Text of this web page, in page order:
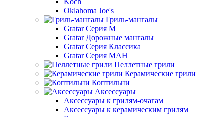
Oklahoma Joe's
Гриль-мангалы
Gratar Серия M
Gratar Дорожные мангалы
Gratar Серия Классика
Gratar Серия МАН
Пеллетные грили
Керамические грили
Коптильни
Аксессуары
Аксессуары к грилям-очагам
Аксессуары к керамическим грилям